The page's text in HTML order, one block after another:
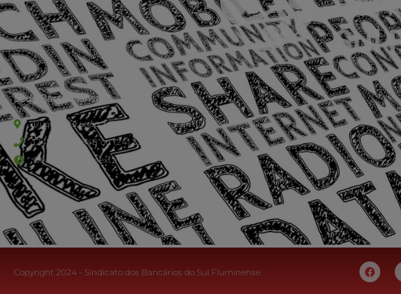
Sede Barra Mansa
Rua Rio Branco, nº107 (2º andar), Centro - Cep: 27.330-030
(24) 3323-2848 ou (24) 3323-2500
De segunda à sexta-feira , das 9h às 17h.
Copyright 2024 - Sindicato dos Bancários do Sul Fluminense